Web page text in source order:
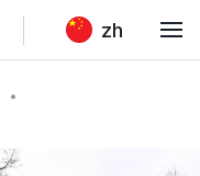
zh